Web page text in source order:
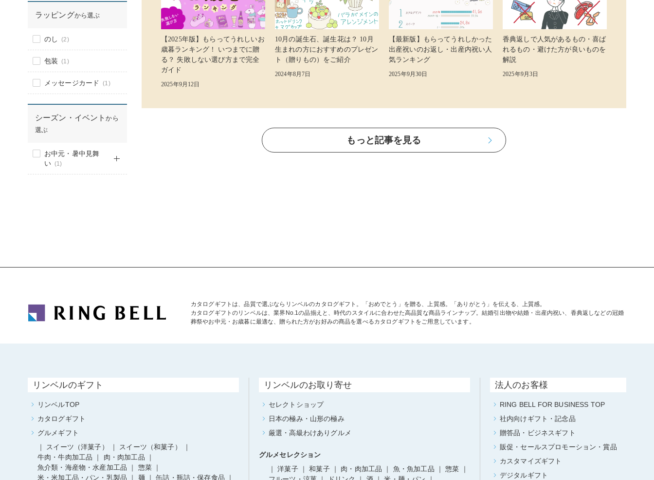
ラッピングから選ぶ
のし (2)
包装 (1)
メッセージカード (1)
シーズン・イベントから
選ぶ
お中元・暑中見舞
い (1)
【2025年版】もらってうれしいお
歳暮ランキング！ いつまでに贈
る？ 失敗しない選び方まで完全
ガイド
2025年9月12日
10月の誕生石、誕生花は？ 10月
生まれの方におすすめのプレゼン
ト（贈りもの）をご紹介
2024年8月7日
【最新版】もらってうれしかった
出産祝いのお返し・出産内祝い人
気ランキング
2025年9月30日
香典返しで人気があるもの・喜ば
れるもの・避けた方が良いものを
解説
2025年9月3日
もっと記事を見る
カタログギフトは、品質で選ぶならリンベルのカタログギフト。「おめでとう」を贈る、上質感。「ありがとう」を伝える、上質感。
カタログギフトのリンベルは、業界No.1の品揃えと、時代のスタイルに合わせた高品質な商品ラインナップ。結婚引出物や結婚・出産内祝い、香典返しなどの冠婚
葬祭やお中元・お歳暮に最適な、贈られた方がお好みの商品を選べるカタログギフトをご用意しています。
リンベルのギフト
リンベルTOP
カタログギフト
グルメギフト
スイーツ（洋菓子）
スイーツ（和菓子）
牛肉・牛肉加工品
肉・肉加工品
魚介類・海産物・水産加工品
惣菜
米・米加工品・パン・乳製品
麺 缶詰・瓶詰・保存食品
リンベルのお取り寄せ
セレクトショップ
日本の極み・山形の極み
厳選・高級わけありグルメ
グルメセレクション
洋菓子
和菓子 肉・肉加工品 魚・魚加工品
惣菜
法人のお客様
RING BELL FOR BUSINESS TOP
社内向けギフト・記念品
贈答品・ビジネスギフト
販促・セールスプロモーション・賞品
カスタマイズギフト
デジタルギフト